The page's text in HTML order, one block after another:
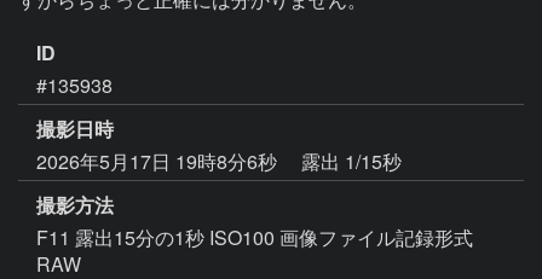
ID
#135938
撮影日時
2026年5月17日 19時8分6秒
露出 1/15秒
撮影方法
F11 露出15分の1秒 ISO100 画像ファイル記録形式
RAW